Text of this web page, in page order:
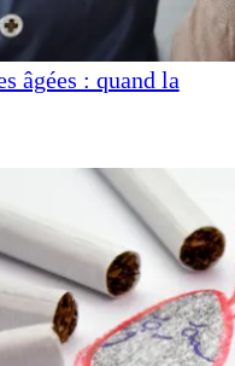
âgées : quand la